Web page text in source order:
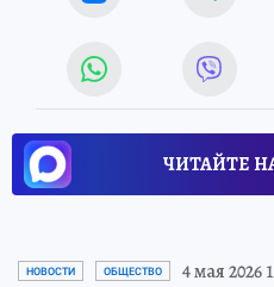
ЧИТАЙТЕ
НОВОСТИ ОБЩЕСТВО 4 мая 2026